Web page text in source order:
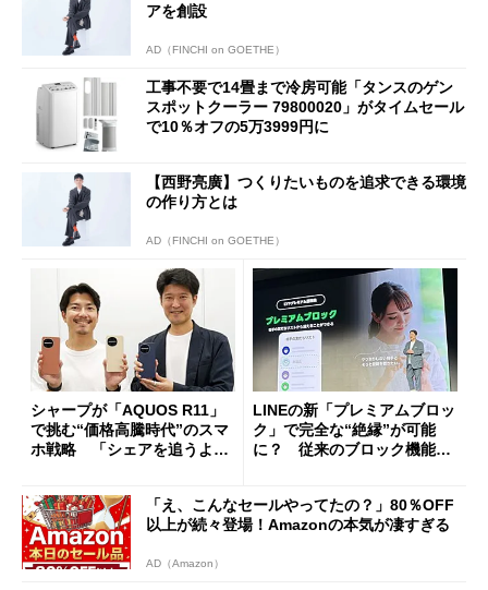
アを創設
AD（FINCHI on GOETHE）
工事不要で14畳まで冷房可能「タンスのゲン
スポットクーラー 79800020」がタイムセール
で10％オフの5万3999円に
【西野亮廣】つくりたいものを追求できる環境
の作り方とは
AD（FINCHI on GOETHE）
シャープが「AQUOS R11」
で挑む“価格高騰時代”のスマ
ホ戦略 「シェアを追うより
LINEの新「プレミアムブロッ
ク」で完全な“絶縁”が可能
に？ 従来のブロック機能と
「え、こんなセールやってたの？」80％OFF
以上が続々登場！Amazonの本気が凄すぎる
AD（Amazon）